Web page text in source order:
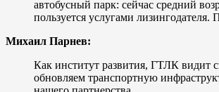
автобусный парк: сейчас средний
пользуется услугами
Михаил Парнев:
Как институт развития, ГТЛК видит
обновляем транспортную